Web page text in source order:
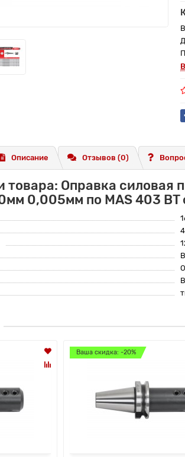
Описание Отзывов (0)
товара: Оправка силовая
0,005мм по MAS 403 BT
Ваша скидка: -20%